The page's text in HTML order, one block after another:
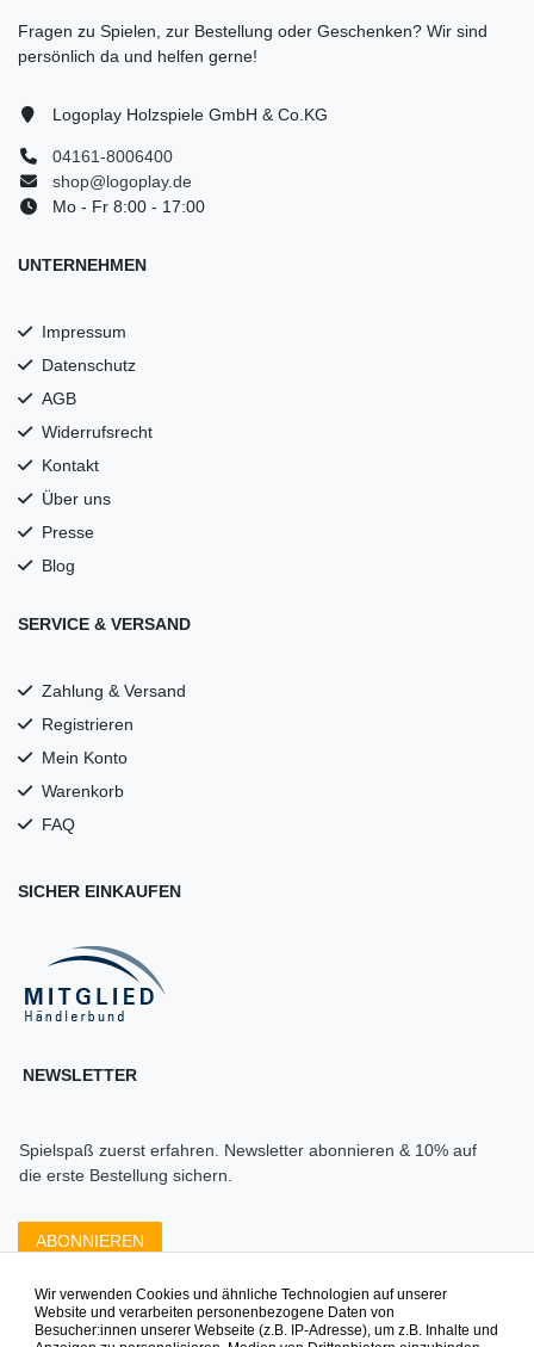
Fragen zu Spielen, zur Bestellung oder Geschenken? Wir sind
persönlich da und helfen gerne!
Logoplay Holzspiele GmbH & Co.KG
04161-8006400
shop@logoplay.de
Mo - Fr 8:00 - 17:00
UNTERNEHMEN
Impressum
Datenschutz
AGB
Widerrufsrecht
Kontakt
Über uns
Presse
Blog
SERVICE & VERSAND
Zahlung & Versand
Registrieren
Mein Konto
Warenkorb
FAQ
SICHER EINKAUFEN
NEWSLETTER
Spielspaß zuerst erfahren. Newsletter abonnieren & 10% auf
die erste Bestellung sichern.
ABONNIEREN
Zahlungsarten die wir anbieten
Wir verwenden Cookies und ähnliche Technologien auf unserer
Website und verarbeiten personenbezogene Daten von
Besucher:innen unserer Webseite (z.B. IP-Adresse), um z.B. Inhalte und